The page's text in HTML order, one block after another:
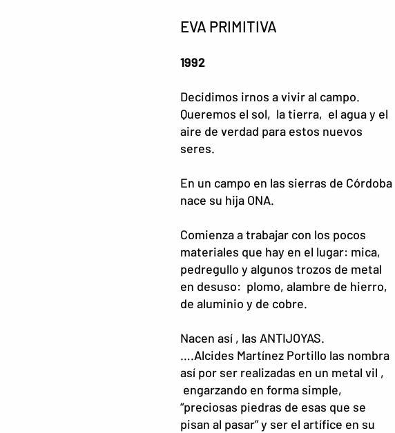
EVA PRIMITIVA
1992
Decidimos irnos a vivir al campo.
Queremos el sol, la tierra, el agua y el
aire de verdad para estos nuevos
seres.
En un campo en las sierras de Córdoba
nace su hija ONA.
Comienza a trabajar con los pocos
materiales que hay en el lugar: mica,
pedregullo y algunos trozos de metal
en desuso: plomo, alambre de hierro,
de aluminio y de cobre.
Nacen así , las ANTIJOYAS.
….Alcides Martínez Portillo las nombra
así por ser realizadas en un metal vil ,
engarzando en forma simple,
“preciosas piedras de esas que se
pisan al pasar” y ser el artífice en su